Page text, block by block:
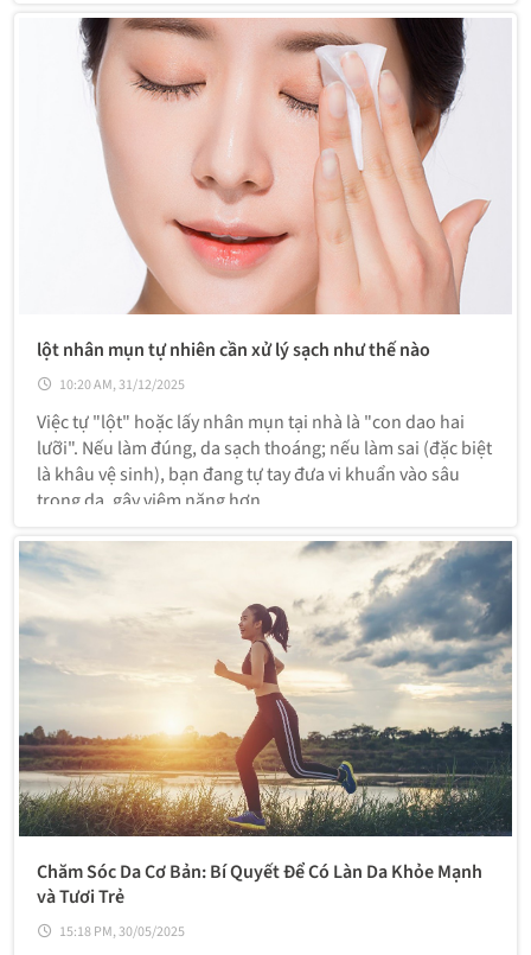
lột nhân mụn tự nhiên cần xử lý sạch như thế nào
10:20 AM, 31/12/2025
Việc tự "lột" hoặc lấy nhân mụn tại nhà là "con dao hai
lưỡi". Nếu làm đúng, da sạch thoáng; nếu làm sai (đặc biệt
là khâu vệ sinh), bạn đang tự tay đưa vi khuẩn vào sâu
trong da, gây viêm nặng hơn.
Chăm Sóc Da Cơ Bản: Bí Quyết Để Có Làn Da Khỏe Mạnh
và Tươi Trẻ
15:18 PM, 30/05/2025